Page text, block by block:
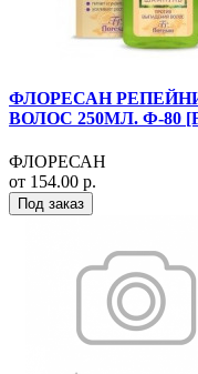
ФЛОРЕСАН
ВОЛОС 250МЛ. Ф-80
ФЛОРЕСАН
от 154.00 р.
Под заказ